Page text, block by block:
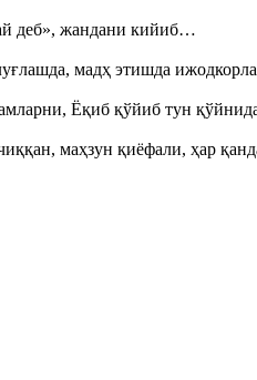
деб», жандани кийиб…
мадҳ этишда
Ёқиб қўйиб тун
маҳзун қиёфали, ҳар